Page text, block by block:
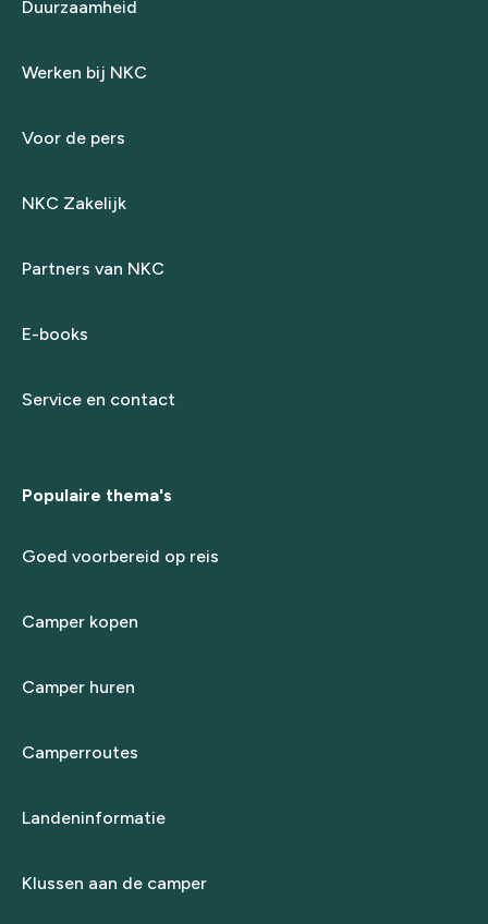
Duurzaamheid
Werken bij NKC
Voor de pers
NKC Zakelijk
Partners van NKC
E-books
Service en contact
Populaire thema's
Goed voorbereid op reis
Camper kopen
Camper huren
Camperroutes
Landeninformatie
Klussen aan de camper